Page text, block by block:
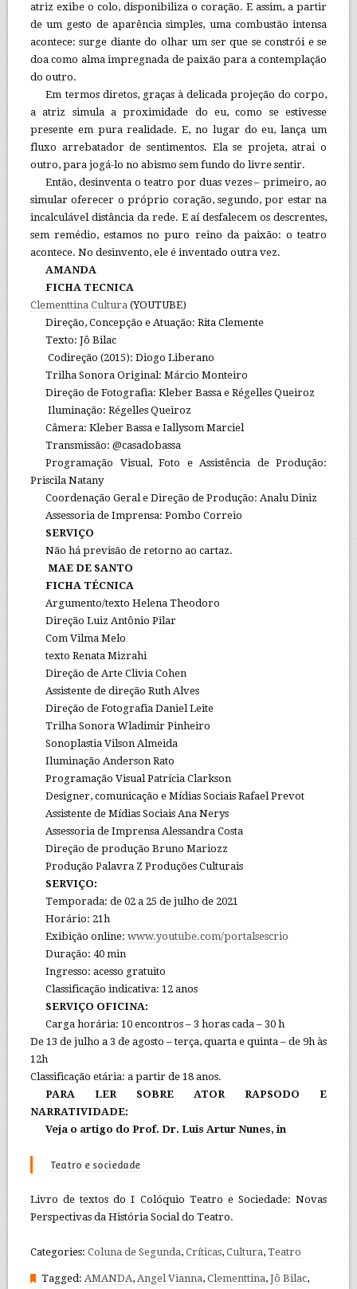
atriz exibe o colo, disponibiliza o coração. E assim, a partir
de um gesto de aparência simples, uma combustão intensa
acontece: surge diante do olhar um ser que se constrói e se
doa como alma impregnada de paixão para a contemplação
do outro.
Em termos diretos, graças à delicada projeção do corpo,
a atriz simula a proximidade do eu, como se estivesse
presente em pura realidade. E, no lugar do eu, lança um
fluxo arrebatador de sentimentos. Ela se projeta, atrai o
outro, para jogá-lo no abismo sem fundo do livre sentir.
Então, desinventa o teatro por duas vezes – primeiro, ao
simular oferecer o próprio coração, segundo, por estar na
incalculável distância da rede. E aí desfalecem os descrentes,
sem remédio, estamos no puro reino da paixão: o teatro
acontece. No desinvento, ele é inventado outra vez.
AMANDA
FICHA TECNICA
Clementtina Cultura(YOUTUBE)
Direção, Concepção e Atuação: Rita Clemente
Texto: Jô Bilac
Codireção (2015): Diogo Liberano
Trilha Sonora Original: Márcio Monteiro
Direção de Fotografia: Kleber Bassa e Régelles Queiroz
Iluminação: Régelles Queiroz
Câmera: Kleber Bassa e Iallysom Marciel
Transmissão: @casadobassa
Programação Visual, Foto e Assistência de Produção:
Priscila Natany
Coordenação Geral e Direção de Produção: Analu Diniz
Assessoria de Imprensa: Pombo Correio
SERVIÇO
Não há previsão de retorno ao cartaz.
MAE DE SANTO
FICHA TÉCNICA
Argumento/texto Helena Theodoro
Direção Luiz Antônio Pilar
Com Vilma Melo
texto Renata Mizrahi
Direção de Arte Clivia Cohen
Assistente de direção Ruth Alves
Direção de Fotografia Daniel Leite
Trilha Sonora Wladimir Pinheiro
Sonoplastia Vilson Almeida
Iluminação Anderson Rato
Programação Visual Patrícia Clarkson
Designer, comunicação e Mídias Sociais Rafael Prevot
Assistente de Mídias Sociais Ana Nerys
Assessoria de Imprensa Alessandra Costa
Direção de produção Bruno Mariozz
Produção Palavra Z Produções Culturais
SERVIÇO:
Temporada: de 02 a 25 de julho de 2021
Horário: 21h
Exibição online:www.youtube.com/portalsescrio
Duração: 40 min
Ingresso: acesso gratuito
Classificação indicativa: 12 anos
SERVIÇO OFICINA:
Carga horária: 10 encontros – 3 horas cada – 30 h
De 13 de julho a 3 de agosto – terça, quarta e quinta – de 9h às
12h
Classificação etária: a partir de 18 anos.
PARA LER SOBRE ATOR RAPSODO E
NARRATIVIDADE:
Veja o artigo do Prof. Dr. Luis Artur Nunes, in
Teatro e sociedade
Livro de textos do I Colóquio Teatro e Sociedade: Novas
Perspectivas da História Social do Teatro.
Categories: Coluna de Segunda, Críticas, Cultura, Teatro
Tagged: AMANDA, Angel Vianna, Clementtina, Jô Bilac,